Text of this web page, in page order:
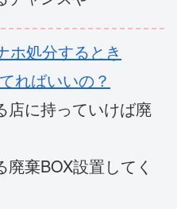
店に持っていけば廃
棄BOX設置してく